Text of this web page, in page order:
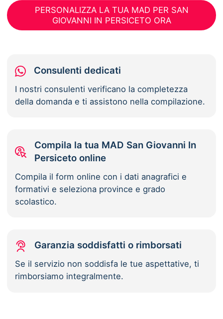
PERSONALIZZA LA TUA MAD PER SAN
GIOVANNI IN PERSICETO ORA
Consulenti dedicati
I nostri consulenti verificano la completezza
della domanda e ti assistono nella compilazione.
Compila la tua MAD San Giovanni In
Persiceto online
Compila il form online con i dati anagrafici e
formativi e seleziona province e grado
scolastico.
Garanzia soddisfatti o rimborsati
Se il servizio non soddisfa le tue aspettative, ti
rimborsiamo integralmente.